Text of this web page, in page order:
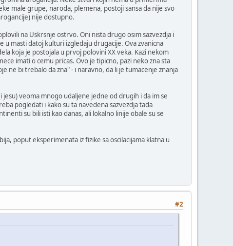
male grupe, naroda, plemena, postoji sansa da nije svo
nije dostupno.
na Uskrsnje ostrvo. Oni nista drugo osim sazvezdja i
u masti datoj kulturi izgledaju drugacije. Ova zvanicna
koja je postojala u prvoj polovini XX veka. Kazi nekom
imati o cemu pricas. Ovo je tipicno, pazi neko zna sta
ne bi trebalo da zna" - i naravno, da li je tumacenje znanja
veoma mnogo udaljene jedne od drugih i da im se
pogledati i kako su ta navedena sazvezdja tada
su bili isti kao danas, ali lokalno linije obale su se
poput eksperimenata iz fizike sa oscilacijama klatna u
#2